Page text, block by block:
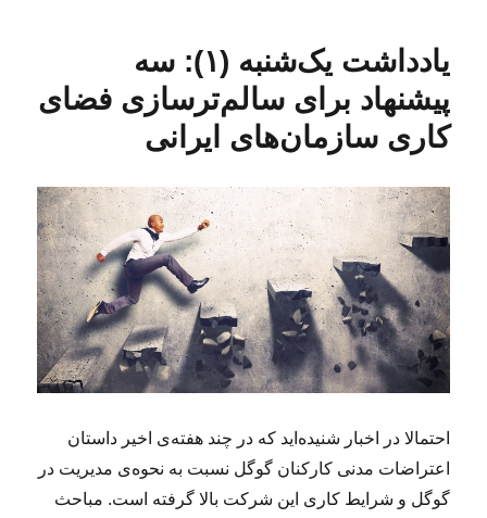
د
د
ر
ه
ه
ز
ف
و
ت
ب
ا
ل
ی
ک
س
یادداشت یک‌شنبه (۱): سه
پیشنهاد برای سالم‌ترسازی فضای
کاری سازمان‌های ایرانی
احتمالا در اخبار شنیده‌اید که در چند هفته‌ی اخیر داستان
اعتراضات مدنی کارکنان گوگل نسبت به نحوه‌ی مدیریت در
گوگل و شرایط کاری این شرکت بالا گرفته است. مباحث